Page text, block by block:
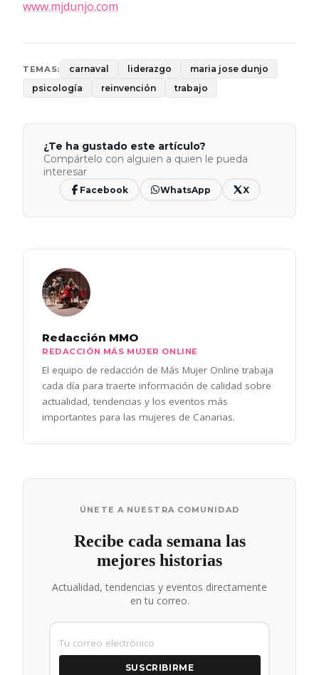
www.mjdunjo.com
TEMAS: carnaval liderazgo
maria jose dunjo
psicología
reinvención trabajo
¿Te ha gustado este artículo?
Compártelo con alguien a quien le pueda
interesar
Facebook WhatsApp X
Redacción MMO
REDACCIÓN MÁS MUJER ONLINE
El equipo de redacción de Más Mujer Online trabaja
cada día para traerte información de calidad sobre
actualidad, tendencias y los eventos más
importantes para las mujeres de Canarias.
ÚNETE A NUESTRA COMUNIDAD
Recibe cada semana las
mejores historias
Actualidad, tendencias y eventos directamente
en tu correo.
SUSCRIBIRME